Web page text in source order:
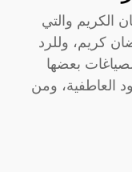
الكريم والتي
كريم، وللرد
بعضها
العاطفية، ومن